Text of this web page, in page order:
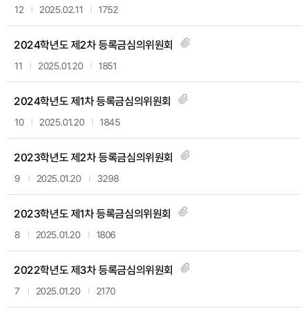
12 2025.02.11 1752
11
2024학년도 제2차 등록금심의위원회
2025.01.20 1851
10
2024학년도 제1차 등록금심의위원회
2025.01.20 1845
9
2023학년도 제2차 등록금심의위원회
2025.01.20 3298
8
2023학년도 제1차 등록금심의위원회
2025.01.20 1806
7
2022학년도 제3차 등록금심의위원회
2025.01.20 2170